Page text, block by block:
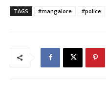
TAGS #mangalore #police